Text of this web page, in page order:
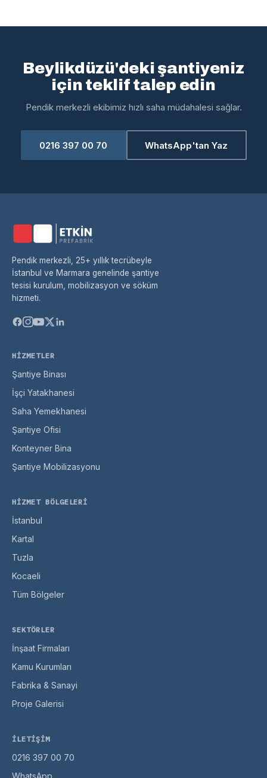
Beylikdüzü'deki şantiyeniz
için teklif talep edin
Pendik merkezli ekibimiz hızlı saha müdahalesi sağlar.
0216 397 00 70 WhatsApp'tan Yaz
Pendik merkezli, 25+ yıllık tecrübeyle
İstanbul ve Marmara genelinde şantiye
tesisi kurulum, mobilizasyon ve söküm
hizmeti.
HIZMETLER
Şantiye Binası
İşçi Yatakhanesi
Saha Yemekhanesi
Şantiye Ofisi
Konteyner Bina
Şantiye Mobilizasyonu
HIZMET BÖLGELERI
İstanbul
Kartal
Tuzla
Kocaeli
Tüm Bölgeler
SEKTÖRLER
İnşaat Firmaları
Kamu Kurumları
Fabrika & Sanayi
Proje Galerisi
İLETIŞIM
0216 397 00 70
WhatsApp